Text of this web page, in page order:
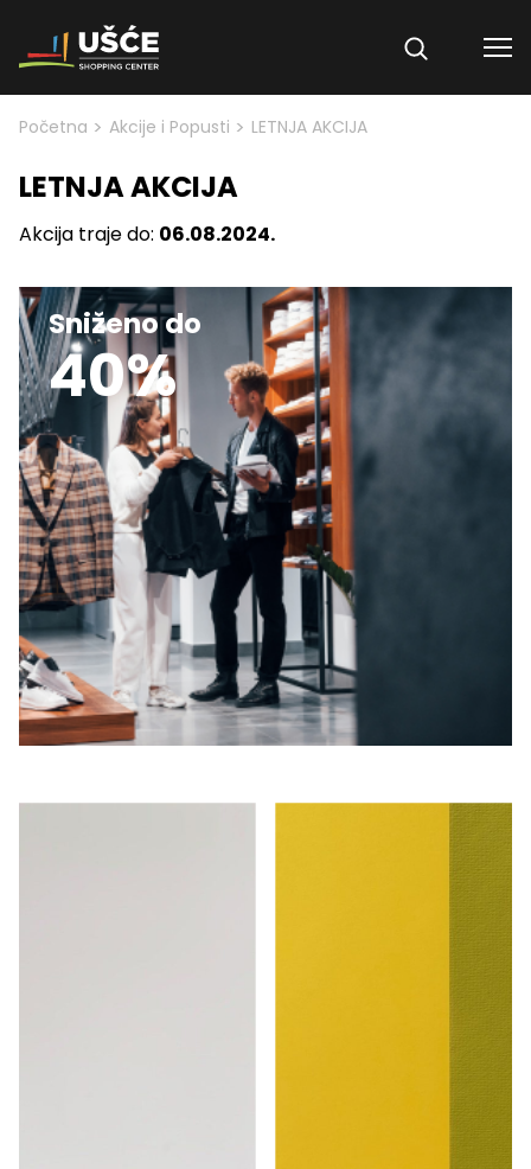
Skip to content
Početna > Akcije i Popusti > LETNJA AKCIJA
LETNJA AKCIJA
Akcija traje do: 06.08.2024.
Sniženo do
40%